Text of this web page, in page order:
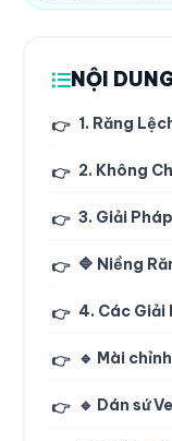
NỘI
👉 1. Răng
👉 2. Không
👉 3. Giải
👉 🔷 Niềng
👉 4. Các Giải
👉 🔹 Mài
👉 🔹 Dán sứ